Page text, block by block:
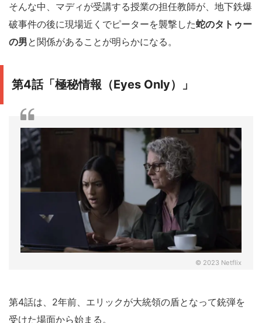
そんな中、マディが受講する授業の担任教師が、地下鉄爆
破事件の後に現場近くでピーターを襲撃した蛇のタトゥー
の男と関係があることが明らかになる。
第4話「極秘情報（Eyes Only）」
© 2023 Netflix
第4話は、2年前、エリックが大統領の盾となって銃弾を
受けた場面から始まる。